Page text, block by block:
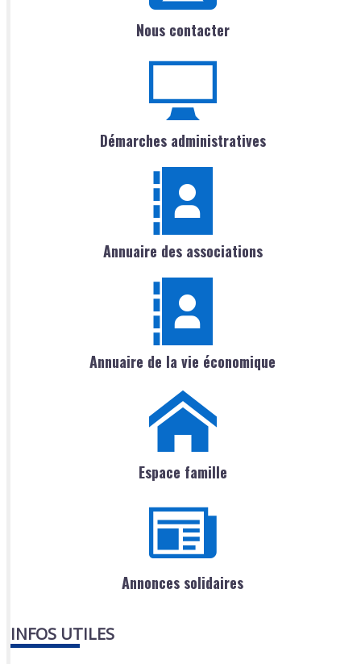
Nous contacter
Démarches administratives
Annuaire des associations
Annuaire de la vie économique
Espace famille
Annonces solidaires
INFOS UTILES